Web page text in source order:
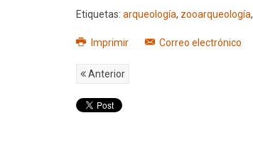
Etiquetas: arqueología, zooarqueología,
Imprimir Correo electrónico
Anterior